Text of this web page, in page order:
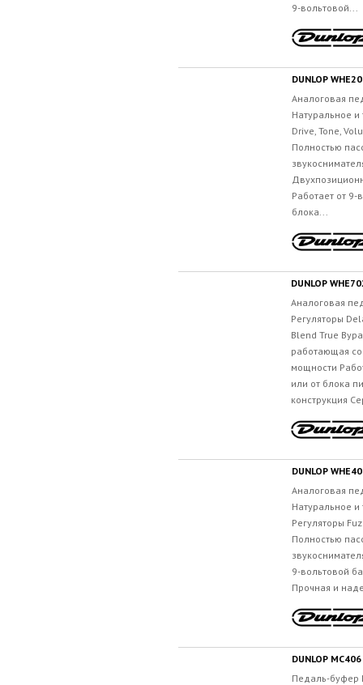
9-вольтовой...
DUNLOP
Аналоговая
Натуральное и
Drive, Tone,
Полностью
Работает от 9-
блока...
DUNLOP
Аналоговая
Регуляторы
Blend True
работающая
мощности
или от блока
конструкция
DUNLOP
Аналоговая
Натуральное
Регуляторы
Полностью
9-вольтовой
Прочная и
DUNLOP
Педаль-буфер